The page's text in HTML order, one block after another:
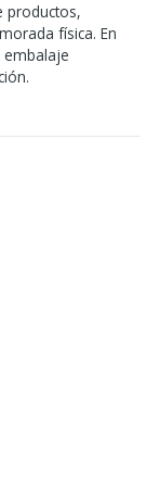
productos,
física. En